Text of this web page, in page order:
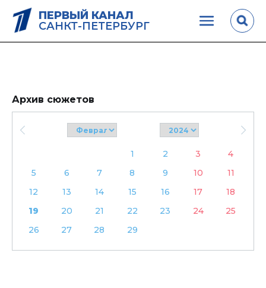
ПЕРВЫЙ КАНАЛ
САНКТ-ПЕТЕРБУРГ
Архив сюжетов
1 2 3
4
5
6 7 8 9 10
11
12
13 14 15 16 17
18
19
20 21 22 23 24
25
26
27 28 29